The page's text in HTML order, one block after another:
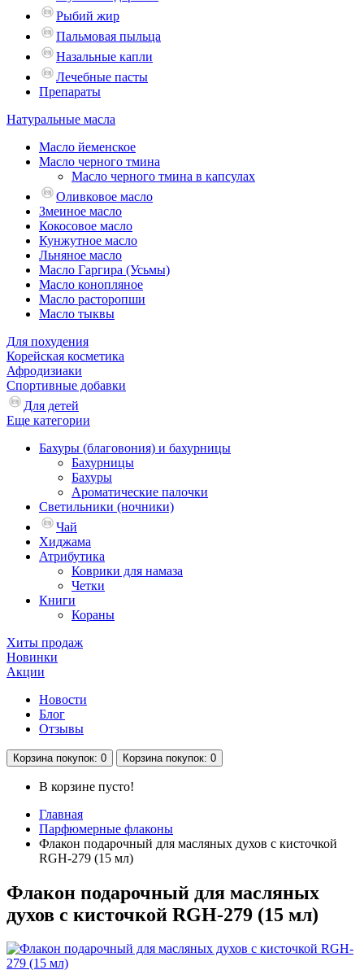
Рыбий жир
Пальмовая пыльца
Назальные капли
Лечебные пасты
Препараты
Натуральные масла
Масло йеменское
Масло черного тмина
Масло черного тмина в капсулах
Оливковое масло
Змеиное масло
Кокосовое масло
Кунжутное масло
Льняное масло
Масло Гаргира (Усьмы)
Масло конопляное
Масло расторопши
Масло тыквы
Для похудения
Корейская косметика
Афродизиаки
Спортивные добавки
Для детей
Еще категории
Бахуры (благовония) и бахурницы
Бахурницы
Бахуры
Ароматические палочки
Светильники (ночники)
Чай
Хиджама
Атрибутика
Коврики для намаза
Четки
Книги
Кораны
Хиты продаж
Новинки
Акции
Новости
Блог
Отзывы
Корзина покупок: 0 Корзина покупок: 0
В корзине пусто!
Главная
Парфюмерные флаконы
Флакон подарочный для масляных духов с кисточкой
RGH-279 (15 мл)
Флакон подарочный для масляных
духов с кисточкой RGH-279 (15 мл)